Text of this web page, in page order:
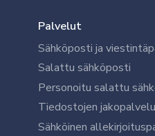
Palvelut
Sähköposti ja
Salattu sähköposti
Personoitu salattu
Tiedostojen jakopalvelu
Sähköinen